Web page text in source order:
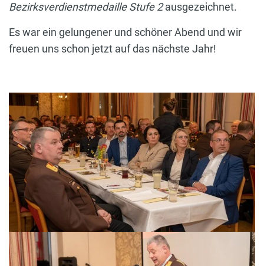
Bezirksverdienstmedaille Stufe 2ausgezeichnet.
Es war ein gelungener und schöner Abend und wir
freuen uns schon jetzt auf das nächste Jahr!